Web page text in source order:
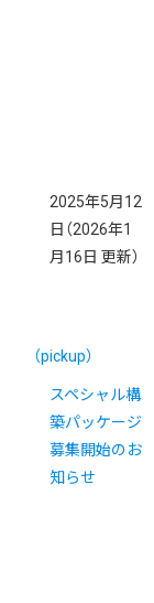
2025年5月12
日 （2026年1
月16日 更新）
（pickup）
スペシャル構
築パッケージ
募集開始のお
知らせ